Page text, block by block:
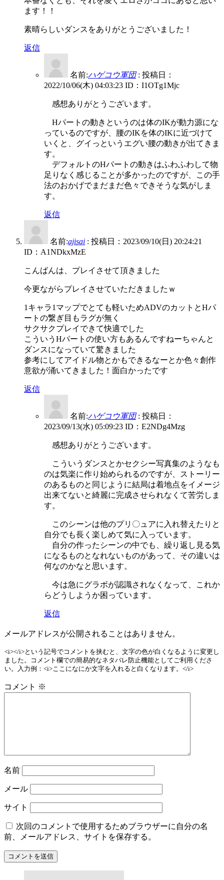
ます！！
素晴らしいダンスをありがとうございました！
返信
名前:ハゲコウ軍団: 投稿日：
2022/10/06(木) 04:03:23 ID：I1OTg1Mjc
感想ありがとうございます。
Hパートの動きというのは体のIKが動力源にな
っているのですが、腰のIKを体のIKに近づけて
いくと、グイっというエグい腰の動きが出てきま
す。
デフォルトのHパートの動きはふわふわして物
足りなく感じることが多かったのですが、この手
法のおかげでまだまだ色々できそうな気がしま
す。
返信
名前:ajisai : 投稿日：2023/09/10(日) 20:24:21
ID：A1NDkxMzE
こんばんは、プレイさせて頂きました
今更ながらプレイさせていただきましたｗ
1キャラ1マップでとても軽いためADVのカットとHパ
ートの繋ぎ目もラグが無く
サクサクプレイできて快適でした
こういうHパートの使い方もあるんですねーちゃんと
ダンスになっていて驚きました
参考にしてアイドル物とかもできるなーとか色々創作
意欲が涌いてきました！面白かったです
返信
名前:ハゲコウ軍団: 投稿日：
2023/09/13(水) 05:09:23 ID：E2NDg4Mzg
感想ありがとうございます。
こういうダンスとかセクシー写真集のようなも
のは気楽に作り始められるのですが、ストーリー
のあるものと同じように結局は着地点をイメージ
出来てないと綺麗に完成させられなくて苦労しま
す。
このシーンは他のプリ〇ュアに入れ替えたりと
自分でも長く楽しめて気に入っています。
自分の作ったシーンの中でも、繰り返し見る気
になるものとなれないものがあって、その違いは
何なのかなと思います。
今は急にグラボが認識されなくなって、これか
らどうしようか困っています。
返信
メールアドレスが公開されることはありません。
<i></i>という記号でコメントを挟むと、文字の色が白くなるように変更し
ました。コメント欄での簡易的なネタバレ防止機能としてご利用くださ
い。入力例：<i>ここになにか文字を入れると白くなります。</i>
コメント ※
名前
メール
サイト
次回のコメントで使用するためブラウザーに自分の名
前、メールアドレス、サイトを保存する。